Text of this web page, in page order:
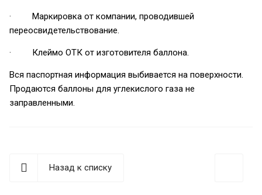
· Маркировка от компании, проводившей
переосвидетельствование.
· Клеймо ОТК от изготовителя баллона.
Вся паспортная информация выбивается на поверхности.
Продаются баллоны для углекислого газа не
заправленными.
Назад к списку